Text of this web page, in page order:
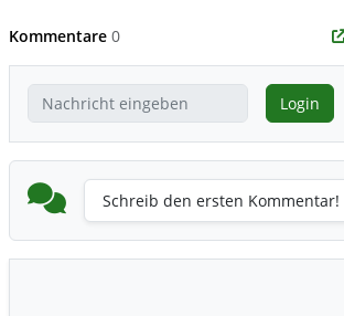
Kommentare 0
Login
Schreib den ersten Kommentar!